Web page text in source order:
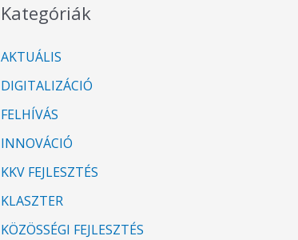
Kategóriák
AKTUÁLIS
DIGITALIZÁCIÓ
FELHÍVÁS
INNOVÁCIÓ
KKV FEJLESZTÉS
KLASZTER
KÖZÖSSÉGI FEJLESZTÉS